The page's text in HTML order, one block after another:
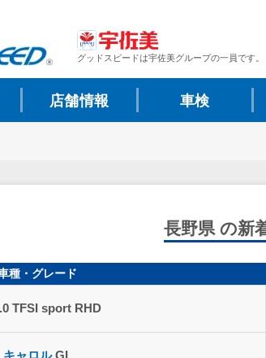
グッドスピードは宇佐美グループの一員です。
店舗情報 車検
長野県 の新
種・グレード
TFSI sport RHD